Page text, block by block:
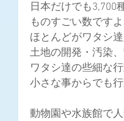
日本だけでも3,700
ものすごい数ですよ
ほとんどがワタシ
土地の開発・汚染
ワタシ達の些細な
小さな事からでも
動物園や水族館で